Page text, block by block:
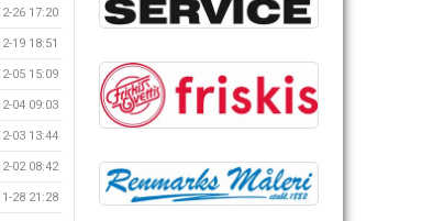
26 17:20
19 18:51
05 15:09
04 09:03
03 13:44
02 08:42
28 21:28